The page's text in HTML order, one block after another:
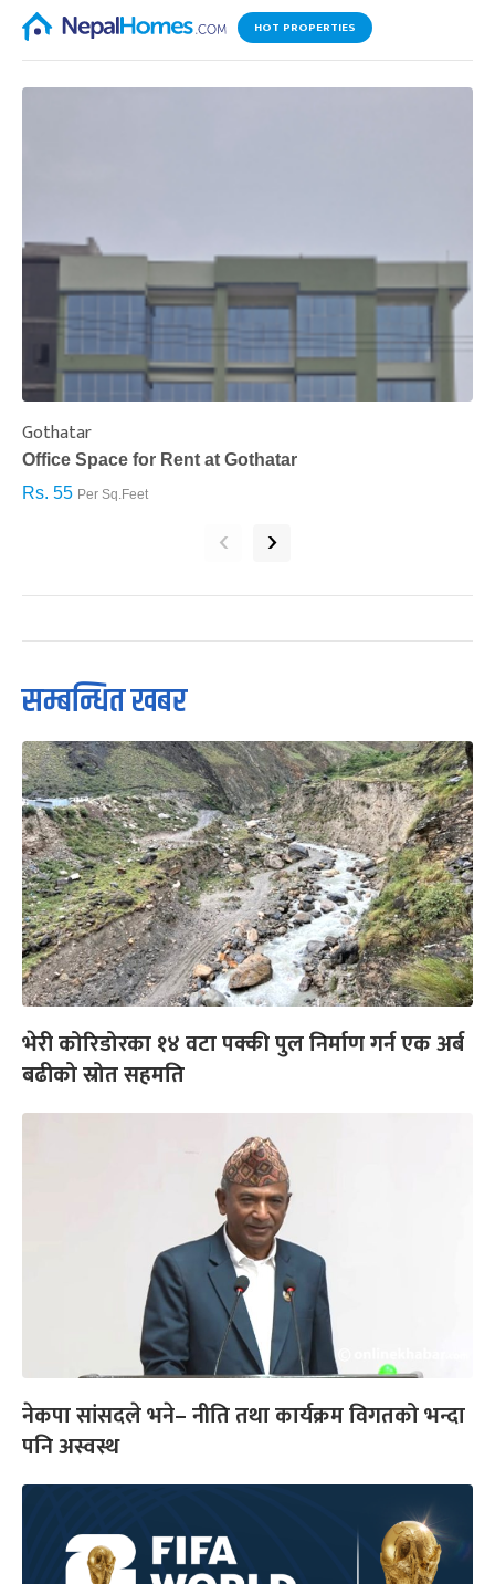
HOT PROPERTIES
Gothatar
Office Space for Rent at Gothatar
Rs. 55 Per Sq.Feet
‹ ›
सम्बन्धित खबर
भेरी कोरिडोरका १४ वटा पक्की पुल निर्माण गर्न एक अर्ब
बढीको स्रोत सहमति
नेकपा सांसदले भने– नीति तथा कार्यक्रम विगतको भन्दा
पनि अस्वस्थ